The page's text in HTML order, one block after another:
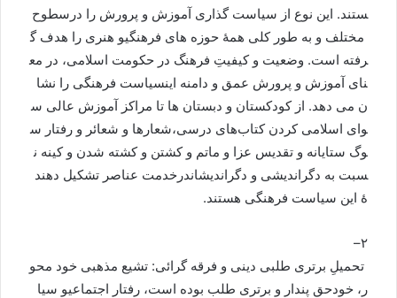
ستند. این نوع از سیاست گذاری آموزش و پرورش را درسطوح
مختلف و به طور کلی همۀ حوزه های فرهنگیو هنری را هدف گ
رفته است. وضعیت و کیفیتِ فرهنگ در حکومت اسلامی، در مع
نای آموزش و پرورش عمق و دامنه اینسیاست فرهنگی را نشا
ن می دهد. از کودکستان و دبستان ها تا مراکز آموزش عالی س
وای اسلامی ‌کردن کتابهای درسی،شعارها و شعائر و رفتار س
وگ ستایانه و تقدیس عزا و ماتم و کشتن و کشته شدن و کینه ن
سبت به دگراندیشی و دگراندیشاندرخدمت عناصر تشکیل دهند
ۀ این سیاست فرهنگی هستند.
۲–
تحمیلِ برتری طلبی دینی و فرقه گرائی: تشیع مذهبی خود محو
ر، خودحق پندار و برتری طلب بوده است، رفتار اجتماعیو سیا